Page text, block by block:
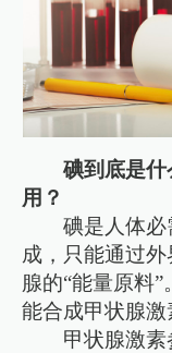
碘到底是
用？
碘是人体
成，只能通过
腺的“能量原料
能合成甲状腺激
甲状腺激